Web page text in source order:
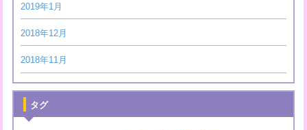
2019年1月
2018年12月
2018年11月
タグ